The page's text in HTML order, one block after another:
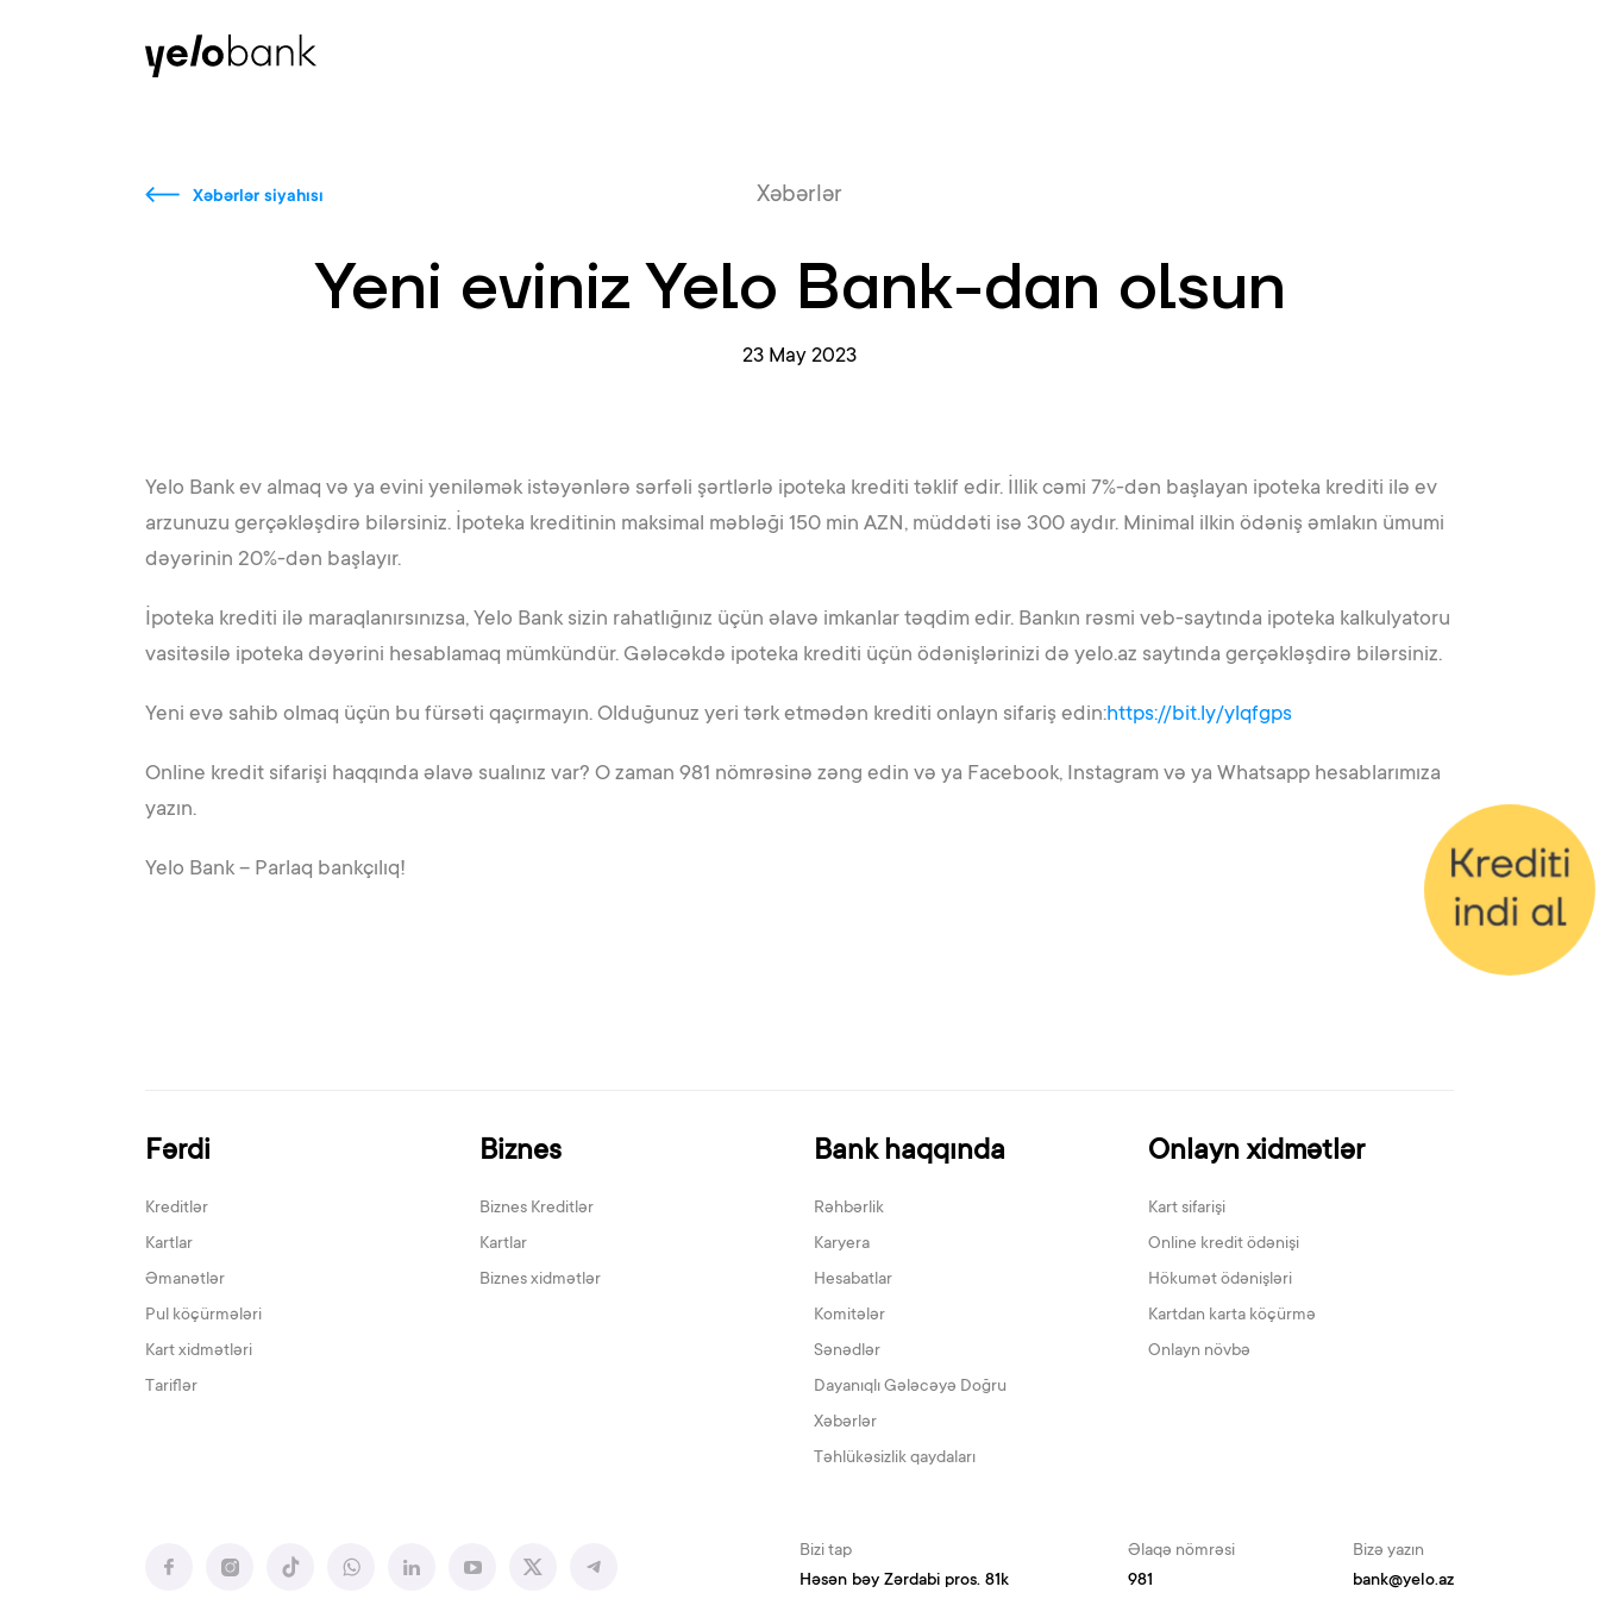
Xəbərlər siyahısı Xəbərlər
Yeni eviniz Yelo Bank-dan olsun
23 May 2023
Yelo Bank ev almaq və ya evini yeniləmək istəyənlərə sərfəli şərtlərlə ipoteka krediti təklif edir. İllik cəmi 7%-dən başlayan ipoteka krediti ilə ev
arzunuzu gerçəkləşdirə bilərsiniz. İpoteka kreditinin maksimal məbləği 150 min AZN, müddəti isə 300 aydır. Minimal ilkin ödəniş əmlakın ümumi
dəyərinin 20%-dən başlayır.
İpoteka krediti ilə maraqlanırsınızsa, Yelo Bank sizin rahatlığınız üçün əlavə imkanlar təqdim edir. Bankın rəsmi veb-saytında ipoteka kalkulyatoru
vasitəsilə ipoteka dəyərini hesablamaq mümkündür. Gələcəkdə ipoteka krediti üçün ödənişlərinizi də yelo.az saytında gerçəkləşdirə bilərsiniz.
Yeni evə sahib olmaq üçün bu fürsəti qaçırmayın. Olduğunuz yeri tərk etmədən krediti onlayn sifariş edin:https://bit.ly/ylqfgps
Online kredit sifarişi haqqında əlavə sualınız var? O zaman 981 nömrəsinə zəng edin və ya Facebook, Instagram və ya Whatsapp hesablarımıza
yazın.
Yelo Bank – Parlaq bankçılıq!
Fərdi
Kreditlər
Kartlar
Əmanətlər
Pul köçürmələri
Kart xidmətləri
Tariflər
Biznes
Biznes Kreditlər
Kartlar
Biznes xidmətlər
Bank haqqında
Rəhbərlik
Karyera
Hesabatlar
Komitələr
Sənədlər
Dayanıqlı Gələcəyə Doğru
Xəbərlər
Təhlükəsizlik qaydaları
Onlayn xidmətlər
Kart sifarişi
Online kredit ödənişi
Hökumət ödənişləri
Kartdan karta köçürmə
Onlayn növbə
Bizi tap
Həsən bəy Zərdabi pros. 81k
Əlaqə nömrəsi
981
Bizə yazın
bank@yelo.az